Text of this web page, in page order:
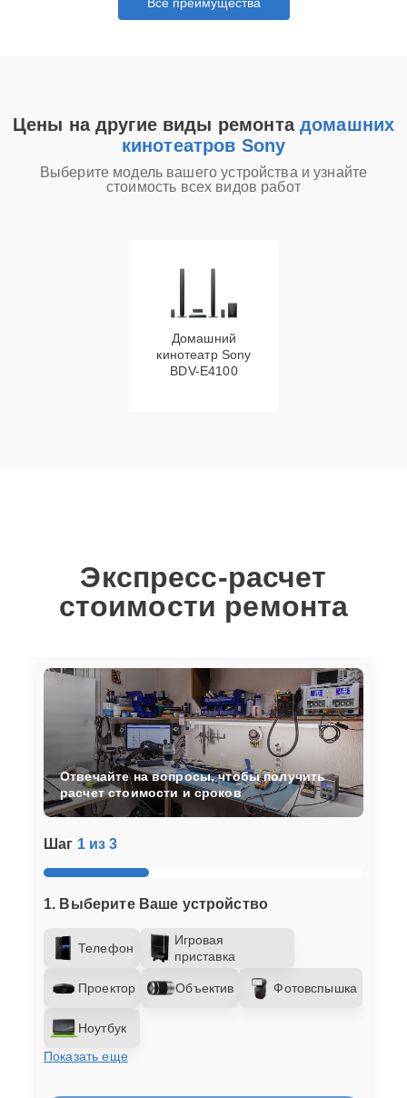
Цены на другие виды ремонта домашних
кинотеатров Sony
Выберите модель вашего устройства и узнайте
стоимость всех видов работ
Домашний
кинотеатр Sony
BDV-E4100
Экспресс-расчет
стоимости ремонта
Шаг 1 из 3
1. Выберите Ваше устройство
Телефон
Игровая
приставка
Проектор Объектив Фотовспышка
Ноутбук
Показать еще
Отвечайте на вопросы, чтобы получить
расчет стоимости и сроков